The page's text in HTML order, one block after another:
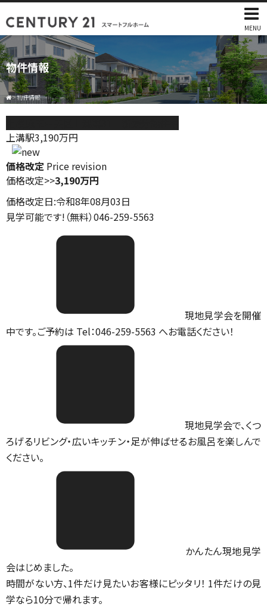
MENU
物件情報
>物件情報
上溝駅3,190万円
価格改定 Price revision
価格改定>>3,190万円
価格改定日:令和8年08月03日
見学可能です!（無料）046-259-5563
現地見学会を開催
中です。ご予約は Tel：046-259-5563 へお電話ください！
現地見学会で、くつ
ろげるリビング・広いキッチン・足が伸ばせるお風呂を楽しんで
ください。
かんたん現地見学
会はじめました。
時間がない方、1件だけ見たいお客様にピッタリ！ 1件だけの見
学なら10分で帰れます。